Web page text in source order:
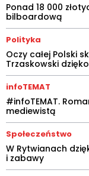
Ponad 18 000
bilboardową
Polityka
Oczy całej Polski
Trzaskowski
infoTEMAT
#infoTEMAT.
mediewistą
Społeczeństwo
W Rytwianach
i zabawy